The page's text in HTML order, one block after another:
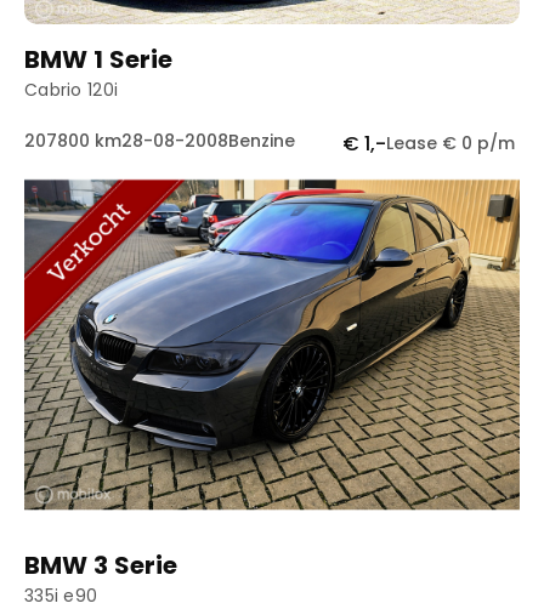
BMW 1 Serie
Cabrio 120i
207800 km28-08-2008Benzine € 1,-Lease € 0 p/m
BMW 3 Serie
335i e90